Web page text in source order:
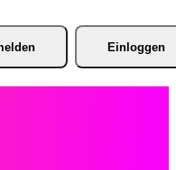
Einloggen